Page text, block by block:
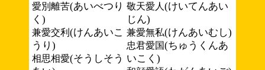
愛別離苦(あいべつり
く)
兼愛交利 (けんあいこ
うり)
相思相愛(そうしそう
敬天愛人 (けいてんあい
じん)
兼愛無私(けんあいむし)
忠君愛国(ちゅうくんあ
いこく)